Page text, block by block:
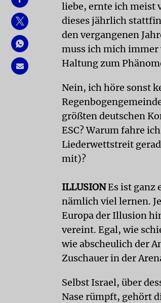
liebe, ernte ich meist
dieses jährlich
den vergangenen
muss ich mich immer
Haltung zum
Nein, ich höre sonst
größten deutschen
ESC? Warum fahre
Liederwettstreit
mit)?
ILLUSIONEs ist ganz
nämlich viel lernen.
Europa der Illusion
vereint. Egal, wie
wie abscheulich der
Zuschauer in der
Selbst Israel, über
Nase rümpft, gehört